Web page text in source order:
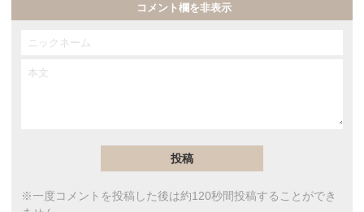
コメント欄を非表示
※一度コメントを投稿した後は約120秒間投稿することができ